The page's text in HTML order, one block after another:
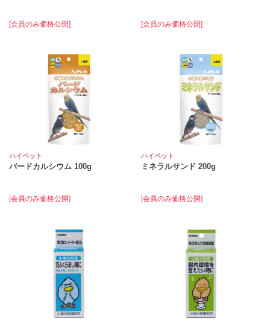
[会員のみ価格公開] [会員のみ価格公開]
ハイペット
バードカルシウム 100g
[会員のみ価格公開]
ハイペット
ミネラルサンド 200g
[会員のみ価格公開]